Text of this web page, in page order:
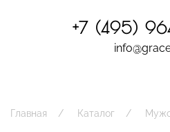
+7 (495)
Главная Каталог